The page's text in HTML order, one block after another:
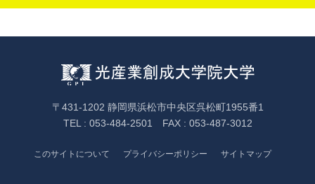
〒431-1202 静岡県浜松市中央区呉松町1955番1
TEL : 053-484-2501 FAX : 053-487-3012
このサイトについて プライバシーポリシー サイトマップ